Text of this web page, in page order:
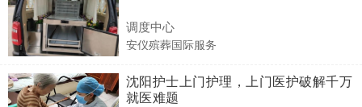
调度中心
安仪殡葬国际服务
沈阳护士上门护理，上门医护破解千万
就医难题